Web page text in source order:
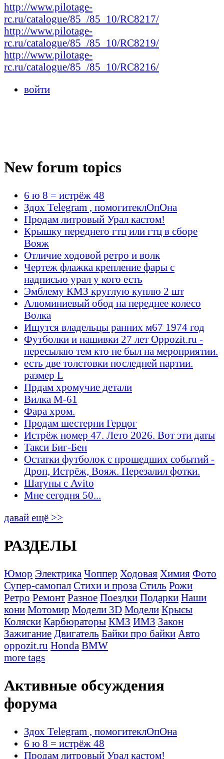
http://www.pilotage-
rc.ru/catalogue/85_/85_10/RC8217/
http://www.pilotage-
rc.ru/catalogue/85_/85_10/RC8219/
http://www.pilotage-
rc.ru/catalogue/85_/85_10/RC8216/
войти
New forum topics
6 ю 8 = истрёж 48
Здох Telegram , помогитеклОпОна
Продам литровый Урал кастом!
Крышку переднего гтц или гтц в сборе
Вояж
Отличие ходовой ретро и волк
Чертеж флажка крепление фары с
надписью урал у кого есть
Эмблему КМЗ круглую куплю 2 шт
Алюминиевый обод на переднее колесо
Волка
Ищутся владельцы ранних м67 1974 год
Футболки и нашивки 27 лет Oppozit.ru -
пересылаю тем кто не был на мероприятии.
есть две толстовки последней партии.
размер L
Прдам хромучие детали
Вилка М-61
Фара хром.
Продам шестерни Герцог
Истрёж номер 47. Лето 2026. Вот эти даты
Такси Биг-Бен
Остатки футболок с прошедших событий -
Дроп, Истрёж, Вояж. Перезалил фотки.
Шатуны с Avito
Мне сегодня 50...
давай ещё >>
РАЗДЕЛЫ
Юмор Электрика Чоппер Ходовая Химия Фото
Супер-самопал Стихи и проза Стиль Рожи
Ретро Ремонт Разное Поездки Подарки Наши
кони Мотомир Модели 3D Модели Крысы
Коляски Карбюраторы КМЗ ИМЗ Закон
Зажигание Двигатель Байки про байки Авто
oppozit.ru Honda BMW
more tags
Активные обсуждения
форума
Здох Telegram , помогитеклОпОна
6 ю 8 = истрёж 48
Продам литровый Урал кастом!